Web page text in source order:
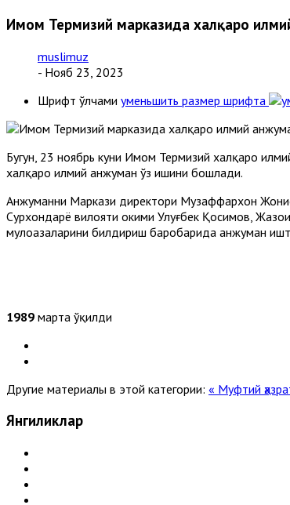
Имом Термизий марказида халқаро
muslimuz
- Нояб 23, 2023
Шрифт ўлчами уменьшить размер шрифта
Бугун, 23 ноябрь куни Имом Термизий халқаро
халқаро илмий анжуман ўз ишини бошлади.
Анжуманни Маркази директори Музаффархон
Сурхондарё вилояти ҳокими Улуғбек Қосимов,
мулоҳазаларини билдириш баробарида анжуман
1989 марта ўқилди
Другие материалы в этой категории: « Муфтий
Янгиликлар